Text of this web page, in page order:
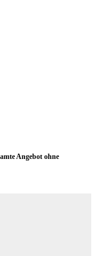
Angebot ohne